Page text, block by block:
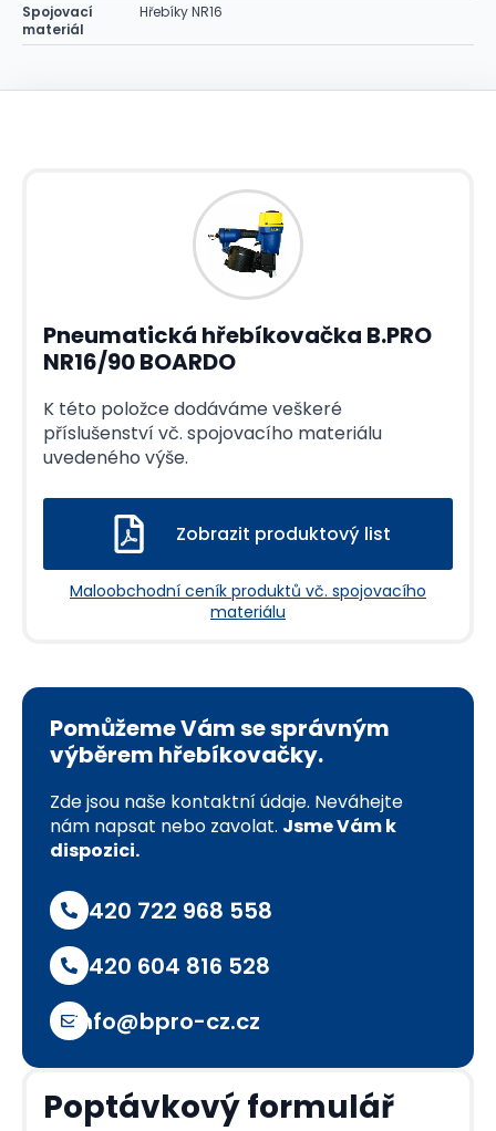
Spojovací
materiál
Hřebíky NR16
Pneumatická hřebíkovačka B.PRO
NR16/90 BOARDO
K této položce dodáváme veškeré
příslušenství vč. spojovacího materiálu
uvedeného výše.
Zobrazit produktový list
Maloobchodní ceník produktů vč. spojovacího
materiálu
Pomůžeme Vám se správným
výběrem hřebíkovačky.
Zde jsou naše kontaktní údaje. Neváhejte
nám napsat nebo zavolat. Jsme Vám k
dispozici.
+420 722 968 558
+420 604 816 528
info@bpro-cz.cz
Poptávkový formulář